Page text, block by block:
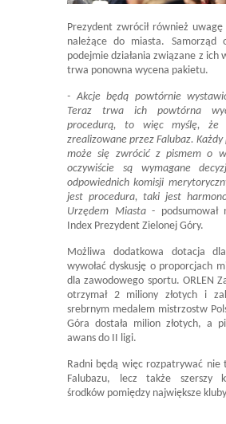
Prezydent zwrócił również uwagę
należące do miasta. Samorząd
podejmie działania związane z ich
trwa ponowna wycena pakietu.
- Akcje będą powtórnie
Teraz trwa ich powtórna
procedurą, to więc myślę, że
zrealizowane przez Falubaz.
może się zwrócić z pismem o
oczywiście są wymagane
odpowiednich komisji
jest procedura, taki jest
Urzędem Miasta- podsumował
Index Prezydent Zielonej Góry.
Możliwa dodatkowa dotacja
wywołać dyskusję o proporcjach
dla zawodowego sportu. ORLEN
otrzymał 2 miliony złotych i
srebrnym medalem mistrzostw
Góra dostała milion złotych, a
awans do II ligi.
Radni będą więc rozpatrywać nie
Falubazu, lecz także szerszy
środków pomiędzy największe